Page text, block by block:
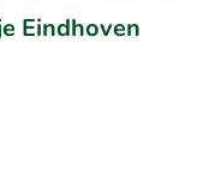
Eindhoven